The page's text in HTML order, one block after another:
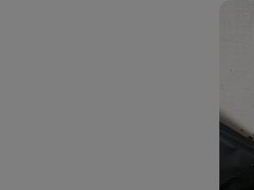
sušenky